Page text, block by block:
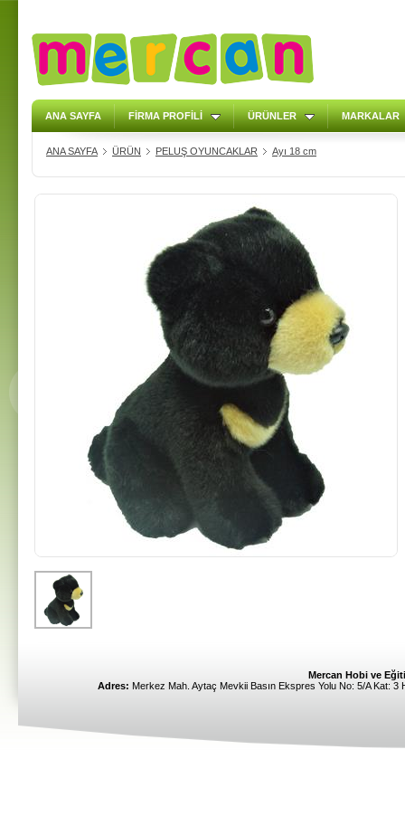
ANA SAYFA FİRMA PROFİLİ ÜRÜNLER MARKALAR
ANA SAYFA ÜRÜN PELUŞ OYUNCAKLAR Ayı 18 cm
Mercan Hobi ve
Adres: Merkez Mah. Aytaç Mevkii Basın Ekspres Yolu No: 5/A Kat: 3